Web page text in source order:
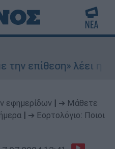
επίθεση» λέει η
εφημερίδων
➔ Μάθετε
➔ Εορτολόγιο: Ποιοι